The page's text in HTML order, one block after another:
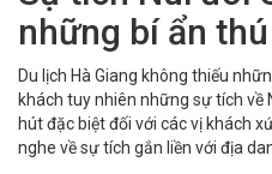
những bí ẩn
Du lịch Hà Giang không thiếu
khách tuy nhiên những sự tích về
hút đặc biệt đối với các vị khách
nghe về sự tích gắn liền với địa